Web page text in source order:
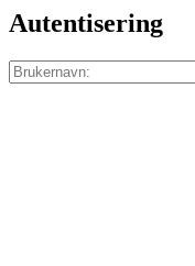
Autentisering